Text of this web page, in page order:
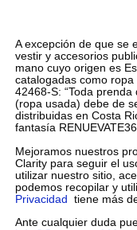
A excepción de que se
vestir y accesorios
mano cuyo origen es
catalogadas como
42468-S: “Toda
(ropa usada) debe de
distribuidas en Costa
fantasía
Mejoramos nuestros
Clarity para seguir el
utilizar nuestro sitio,
podemos recopilar y
Privacidad tiene más
Ante cualquier duda